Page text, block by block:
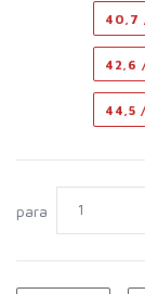
40,7
42,6
44,5
para